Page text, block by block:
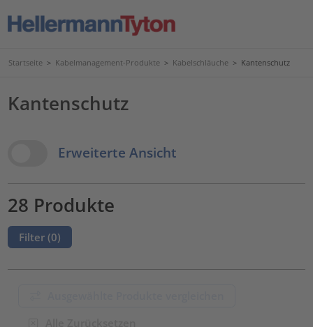
Startseite > Kabelmanagement-Produkte > Kabelschläuche > Kantenschutz
Kantenschutz
View OptionsErweiterte Ansicht
28 Produkte
Filter (0)